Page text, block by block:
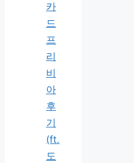
카
드
프
리
비
아
후
기
(ft.
도